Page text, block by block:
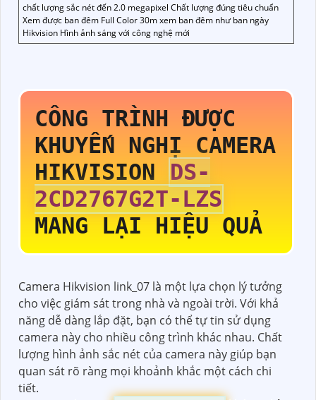
chất lượng sắc nét đến 2.0 megapixel Chất lượng đúng tiêu chuẩn
Xem được ban đêm Full Color 30m xem ban đêm như ban ngày
Hikvision Hình ảnh sáng với công nghệ mới
CÔNG TRÌNH ĐƯỢC
KHUYẾN NGHỊ CAMERA
HIKVISION
DS-
2CD2767G2T-LZS
MANG LẠI HIỆU QUẢ
Camera Hikvision link_07 là một lựa chọn lý tưởng
cho việc giám sát trong nhà và ngoài trời. Với khả
năng dễ dàng lắp đặt, bạn có thể tự tin sử dụng
camera này cho nhiều công trình khác nhau. Chất
lượng hình ảnh sắc nét của camera này giúp bạn
quan sát rõ ràng mọi khoảnh khắc một cách chi
tiết.